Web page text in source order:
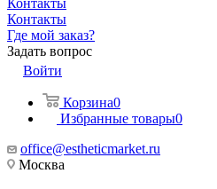
Контакты
Контакты
Где мой заказ?
Задать вопрос
Войти
Корзина0
Избранные товары0
office@estheticmarket.ru
Москва